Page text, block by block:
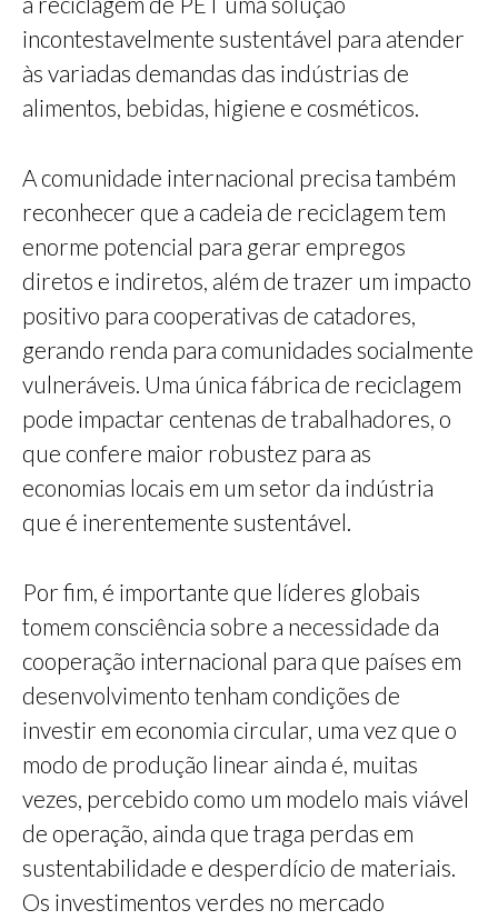
incontestavelmente sustentável para atender
às variadas demandas das indústrias de
alimentos, bebidas, higiene e cosméticos.
A comunidade internacional precisa também
reconhecer que a cadeia de reciclagem tem
enorme potencial para gerar empregos
diretos e indiretos, além de trazer um impacto
positivo para cooperativas de catadores,
gerando renda para comunidades socialmente
vulneráveis. Uma única fábrica de reciclagem
pode impactar centenas de trabalhadores, o
que confere maior robustez para as
economias locais em um setor da indústria
que é inerentemente sustentável.
Por fim, é importante que líderes globais
tomem consciência sobre a necessidade da
cooperação internacional para que países em
desenvolvimento tenham condições de
investir em economia circular, uma vez que o
modo de produção linear ainda é, muitas
vezes, percebido como um modelo mais viável
de operação, ainda que traga perdas em
sustentabilidade e desperdício de materiais.
Os investimentos verdes no mercado